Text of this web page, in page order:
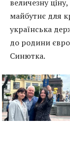
величезну
майбутнє для
українська
до родини
Синютка.